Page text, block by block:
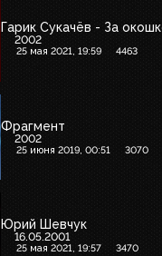
Гарик Сукачёв - За
2002
25 мая 2021, 19:59 4463
Фрагмент
2002
25 июня 2019, 00:51 3070
Юрий Шевчук
16.05.2001
25 мая 2021, 19:57 3470